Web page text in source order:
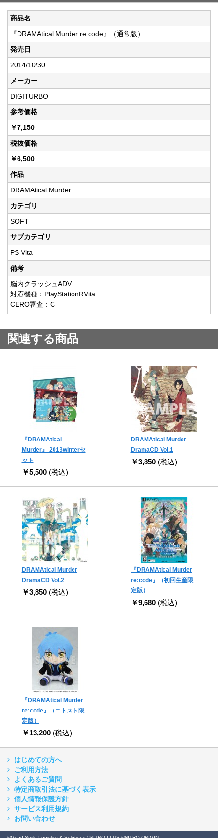
商品名
『DRAMAtical Murder re:code』（通常版）
発売日
2014/10/30
メーカー
DIGITURBO
参考価格
￥7,150
税抜価格
￥6,500
作品
DRAMAtical Murder
カテゴリ
SOFT
サブカテゴリ
PS Vita
備考
脳内クラッシュADV
対応機種：PlayStationRVita
CERO審査：C
関連する商品
『DRAMAtical
Murder』 2013winterセ
ット
￥5,500 (税込)
DRAMAtical Murder
DramaCD Vol.1
￥3,850 (税込)
DRAMAtical Murder
DramaCD Vol.2
￥3,850 (税込)
『DRAMAtical Murder
re:code』（初回生産限
定版）
￥9,680 (税込)
『DRAMAtical Murder
re:code』（ニトスト限
定版）
￥13,200 (税込)
はじめての方へ
ご利用方法
よくあるご質問
特定商取引法に基づく表示
個人情報保護方針
サービス利用規約
お問い合わせ